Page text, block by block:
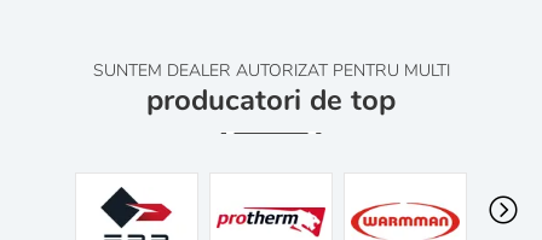
SUNTEM DEALER AUTORIZAT PENTRU MULTI
producatori de top